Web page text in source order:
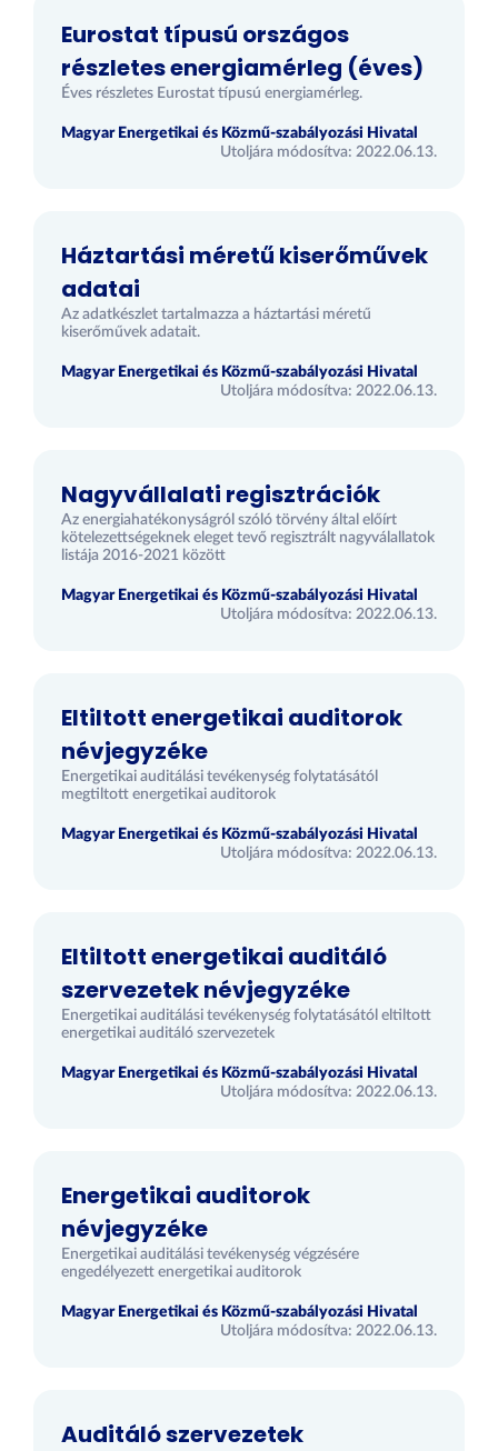
Eurostat típusú országos
részletes energiamérleg (éves)
Éves részletes Eurostat típusú energiamérleg.
Magyar Energetikai és Közmű-szabályozási Hivatal
Utoljára módosítva: 2022.06.13.
Háztartási méretű kiserőművek
adatai
Az adatkészlet tartalmazza a háztartási méretű
kiserőművek adatait.
Magyar Energetikai és Közmű-szabályozási Hivatal
Utoljára módosítva: 2022.06.13.
Nagyvállalati regisztrációk
Az energiahatékonyságról szóló törvény által előírt
kötelezettségeknek eleget tevő regisztrált nagyválallatok
listája 2016-2021 között
Magyar Energetikai és Közmű-szabályozási Hivatal
Utoljára módosítva: 2022.06.13.
Eltiltott energetikai auditorok
névjegyzéke
Energetikai auditálási tevékenység folytatásától
megtiltott energetikai auditorok
Magyar Energetikai és Közmű-szabályozási Hivatal
Utoljára módosítva: 2022.06.13.
Eltiltott energetikai auditáló
szervezetek névjegyzéke
Energetikai auditálási tevékenység folytatásától eltiltott
energetikai auditáló szervezetek
Magyar Energetikai és Közmű-szabályozási Hivatal
Utoljára módosítva: 2022.06.13.
Energetikai auditorok
névjegyzéke
Energetikai auditálási tevékenység végzésére
engedélyezett energetikai auditorok
Magyar Energetikai és Közmű-szabályozási Hivatal
Utoljára módosítva: 2022.06.13.
Auditáló szervezetek